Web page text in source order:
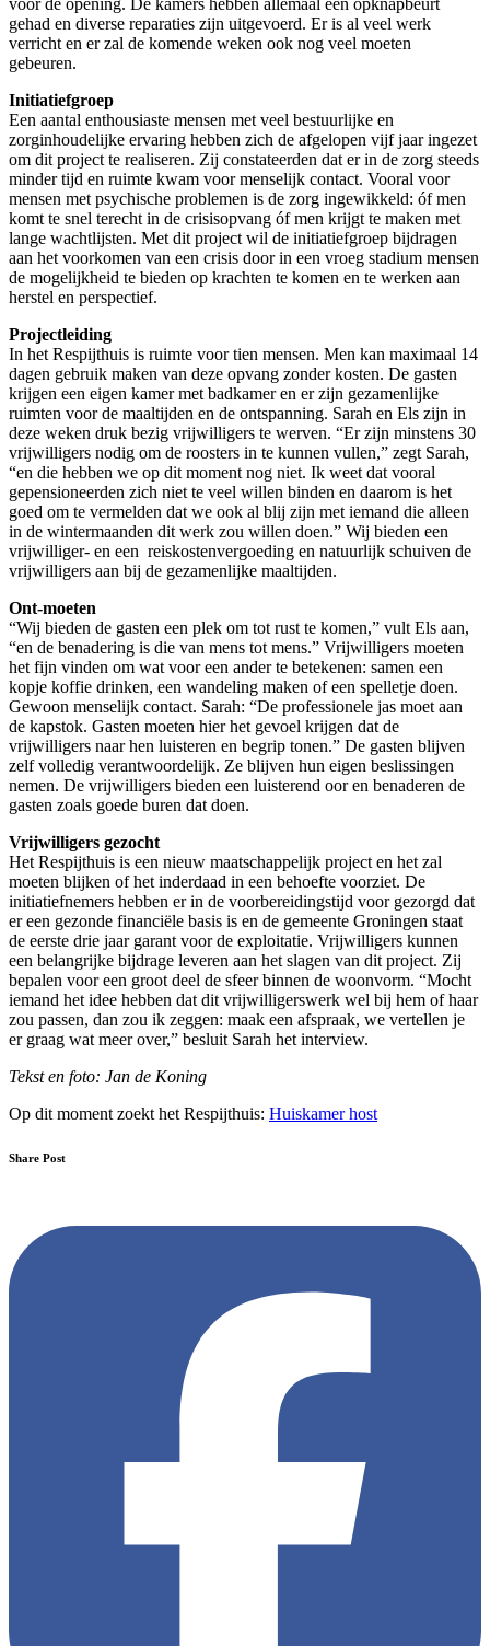
voor de opening. De kamers hebben allemaal een opknapbeurt
gehad en diverse reparaties zijn uitgevoerd. Er is al veel werk
verricht en er zal de komende weken ook nog veel moeten
gebeuren.
Initiatiefgroep
Een aantal enthousiaste mensen met veel bestuurlijke en
zorginhoudelijke ervaring hebben zich de afgelopen vijf jaar ingezet
om dit project te realiseren. Zij constateerden dat er in de zorg steeds
minder tijd en ruimte kwam voor menselijk contact. Vooral voor
mensen met psychische problemen is de zorg ingewikkeld: óf men
komt te snel terecht in de crisisopvang óf men krijgt te maken met
lange wachtlijsten. Met dit project wil de initiatiefgroep bijdragen
aan het voorkomen van een crisis door in een vroeg stadium mensen
de mogelijkheid te bieden op krachten te komen en te werken aan
herstel en perspectief.
Projectleiding
In het Respijthuis is ruimte voor tien mensen. Men kan maximaal 14
dagen gebruik maken van deze opvang zonder kosten. De gasten
krijgen een eigen kamer met badkamer en er zijn gezamenlijke
ruimten voor de maaltijden en de ontspanning. Sarah en Els zijn in
deze weken druk bezig vrijwilligers te werven. “Er zijn minstens 30
vrijwilligers nodig om de roosters in te kunnen vullen,” zegt Sarah,
“en die hebben we op dit moment nog niet. Ik weet dat vooral
gepensioneerden zich niet te veel willen binden en daarom is het
goed om te vermelden dat we ook al blij zijn met iemand die alleen
in de wintermaanden dit werk zou willen doen.” Wij bieden een
vrijwilliger- en een reiskostenvergoeding en natuurlijk schuiven de
vrijwilligers aan bij de gezamenlijke maaltijden.
Ont-moeten
“Wij bieden de gasten een plek om tot rust te komen,” vult Els aan,
“en de benadering is die van mens tot mens.” Vrijwilligers moeten
het fijn vinden om wat voor een ander te betekenen: samen een
kopje koffie drinken, een wandeling maken of een spelletje doen.
Gewoon menselijk contact. Sarah: “De professionele jas moet aan
de kapstok. Gasten moeten hier het gevoel krijgen dat de
vrijwilligers naar hen luisteren en begrip tonen.” De gasten blijven
zelf volledig verantwoordelijk. Ze blijven hun eigen beslissingen
nemen. De vrijwilligers bieden een luisterend oor en benaderen de
gasten zoals goede buren dat doen.
Vrijwilligers gezocht
Het Respijthuis is een nieuw maatschappelijk project en het zal
moeten blijken of het inderdaad in een behoefte voorziet. De
initiatiefnemers hebben er in de voorbereidingstijd voor gezorgd dat
er een gezonde financiële basis is en de gemeente Groningen staat
de eerste drie jaar garant voor de exploitatie. Vrijwilligers kunnen
een belangrijke bijdrage leveren aan het slagen van dit project. Zij
bepalen voor een groot deel de sfeer binnen de woonvorm. “Mocht
iemand het idee hebben dat dit vrijwilligerswerk wel bij hem of haar
zou passen, dan zou ik zeggen: maak een afspraak, we vertellen je
er graag wat meer over,” besluit Sarah het interview.
Tekst en foto: Jan de Koning
Op dit moment zoekt het Respijthuis: Huiskamer host
Share Post